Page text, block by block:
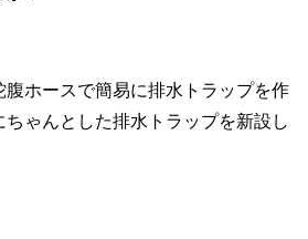
ホースで簡易に排水トラップを作
ちゃんとした排水トラップを新設し